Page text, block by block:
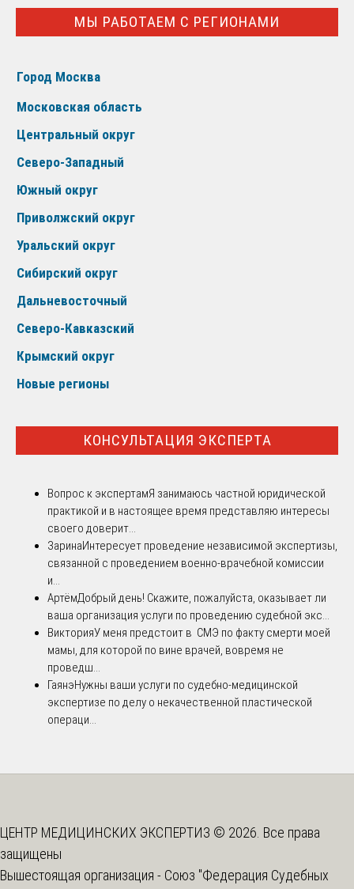
МЫ РАБОТАЕМ С РЕГИОНАМИ
Город Москва
Московская область
Центральный округ
Северо-Западный
Южный округ
Приволжский округ
Уральский округ
Сибирский округ
Дальневосточный
Северо-Кавказский
Крымский округ
Новые регионы
КОНСУЛЬТАЦИЯ ЭКСПЕРТА
Вопрос к экспертамЯ занимаюсь частной юридической
практикой и в настоящее время представляю интересы
своего доверит...
ЗаринаИнтересует проведение независимой экспертизы,
связанной с проведением военно-врачебной комиссии
и...
АртёмДобрый день! Скажите, пожалуйста, оказывает ли
ваша организация услуги по проведению судебной экс...
ВикторияУ меня предстоит в СМЭ по факту смерти моей
мамы, для которой по вине врачей, вовремя не
проведш...
ГаянэНужны ваши услуги по судебно-медицинской
экспертизе по делу о некачественной пластической
операци...
ЦЕНТР МЕДИЦИНСКИХ ЭКСПЕРТИЗ © 2026. Все права
защищены
Вышестоящая организация - Союз "Федерация Судебных